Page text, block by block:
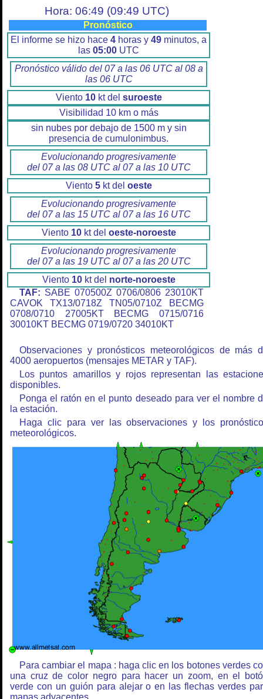
Hora: 06:49 (09:49 UTC)
Pronóstico
El informe se hizo hace 4 horas y 49 minutos, a
las 05:00 UTC
Pronóstico válido del 07 a las 06 UTC al 08 a
las 06 UTC
Viento 10kt del suroeste
Visibilidad 10 km o más
sin nubes por debajo de 1500 m y sin
presencia de cumulonimbus.
Evolucionando progresivamente
del 07 a las 08 UTC al 07 a las 10 UTC
Viento 5kt del oeste
Evolucionando progresivamente
del 07 a las 15 UTC al 07 a las 16 UTC
Viento 10kt del oeste-noroeste
Evolucionando progresivamente
del 07 a las 19 UTC al 07 a las 20 UTC
Viento 10kt del norte-noroeste
TAF: SABE 070500Z 0706/0806 23010KT
CAVOK TX13/0718Z TN05/0710Z BECMG
0708/0710 27005KT BECMG 0715/0716
30010KT BECMG 0719/0720 34010KT
Observaciones y pronósticos meteorológicos de más
4000 aeropuertos (mensajes METAR y TAF).
Los puntos amarillos y rojos representan las
disponibles.
Ponga el ratón en el punto deseado para ver el nombre
la estación.
Haga clic para ver las observaciones y los
meteorológicos.
Para cambiar el mapa : haga clic en los botones verdes
una cruz de color negro para hacer un zoom, en el
verde con un guión para alejar o en las flechas verdes